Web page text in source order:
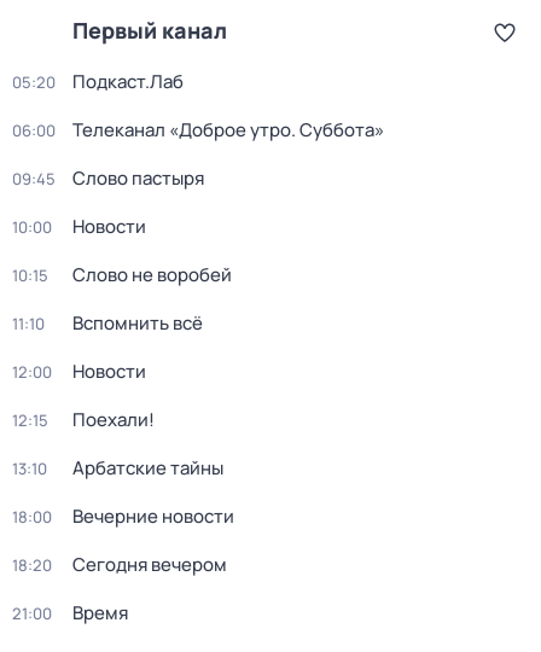
Первый канал
05:20 Подкаст.Лаб
06:00 Телеканал «Доброе утро. Суббота»
09:45 Слово пастыря
10:00 Новости
10:15 Слово не воробей
11:10 Вспомнить всё
12:00 Новости
12:15 Поехали!
13:10 Арбатские тайны
18:00 Вечерние новости
18:20 Сегодня вечером
21:00 Время